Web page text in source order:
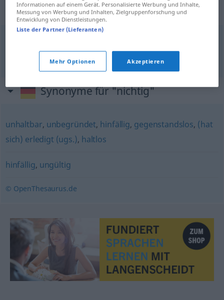
Beispielsätze für "nichtig"
Synonyme für "nichtig"
unhaltbar, unbegründet, hinfällig, gegenstandslos, (hat
sich) erledigt (ugs.), haltlos
hinfällig, ungültig
© OpenThesaurus.de
Informationen auf einem Gerät. Personalisierte Werbung und Inhalte,
Messung von Werbung und Inhalten, Zielgruppenforschung und
Entwicklung von Dienstleistungen.
Liste der Partner (Lieferanten)
Mehr Optionen Akzeptieren